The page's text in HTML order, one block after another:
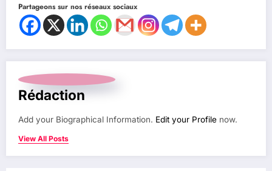
Partageons sur nos réseaux sociaux
Rédaction
Add your Biographical Information. Edit your Profile now.
View All Posts